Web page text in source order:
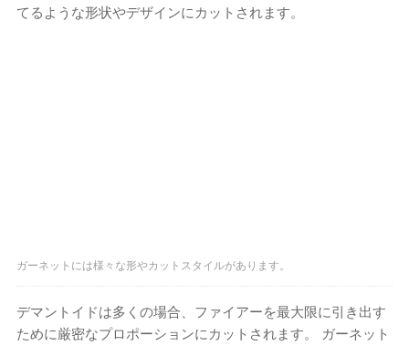
てるような形状やデザインにカットされます。
ガーネットには様々な形やカットスタイルがあります。
デマントイドは多くの場合、ファイアーを最大限に引き出す
ために厳密なプロポーションにカットされます。 ガーネット